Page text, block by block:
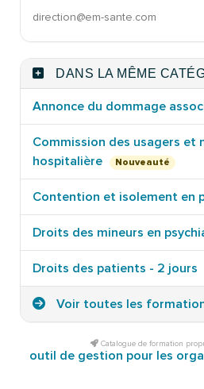
direction@em-sante.com
DANS LA MÊME
Annonce du dommage
Commission des usagers et
hospitalière
Nouveauté
Contention et isolement en
Droits des mineurs en
Droits des patients - 2 jours
Voir toutes les
Catalogue de formation
outil de gestion pour les